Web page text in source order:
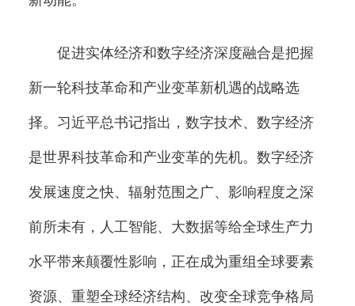
促进实体经济和数字经济深度融合是把握
新一轮科技革命和产业变革新机遇的战略选
择。习近平总书记指出，数字技术、数字经济
是世界科技革命和产业变革的先机。数字经济
发展速度之快、辐射范围之广、影响程度之深
前所未有，人工智能、大数据等给全球生产力
水平带来颠覆性影响，正在成为重组全球要素
资源、重塑全球经济结构、改变全球竞争格局